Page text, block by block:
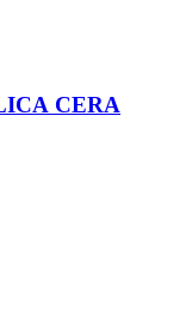
CERA